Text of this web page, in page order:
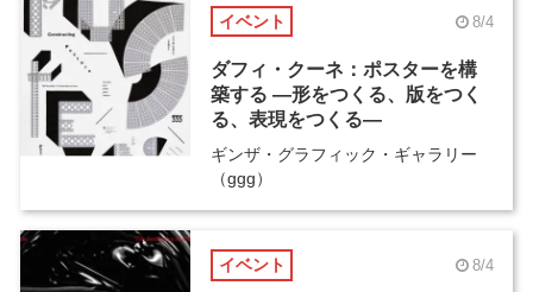
イベント 8/4
ダフィ・クーネ：ポスターを構
築する ―形をつくる、版をつく
る、表現をつくる―
ギンザ・グラフィック・ギャラリー
（ggg）
イベント 8/4